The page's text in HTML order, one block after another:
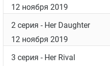
12 ноября 2019
2 серия - Her Daughter
12 ноября 2019
3 серия - Her Rival